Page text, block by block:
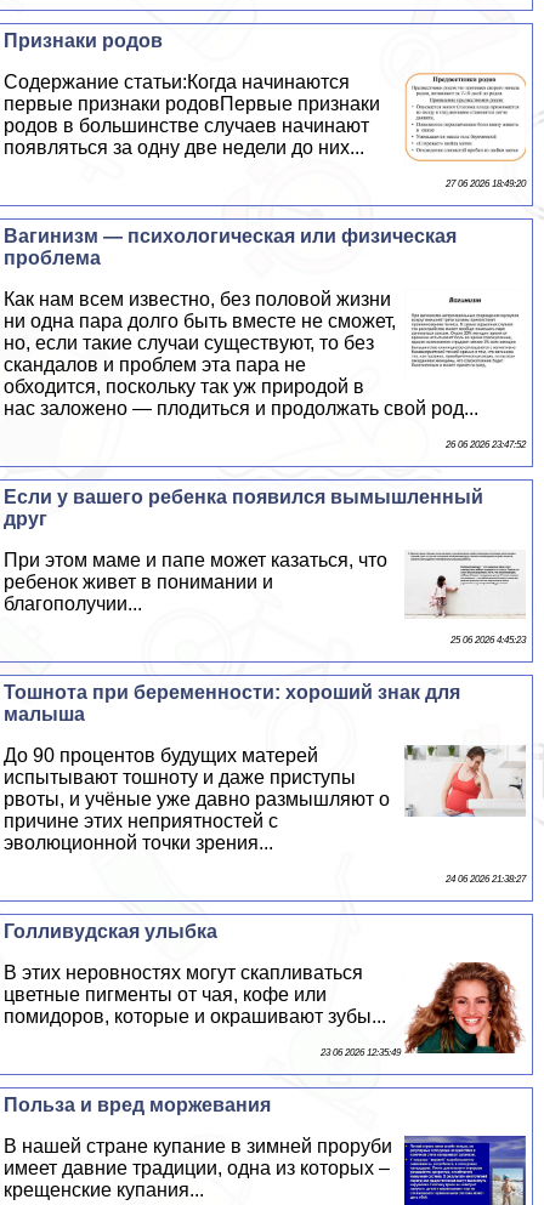
Признаки родов
Содержание статьи:Когда начинаются
первые признаки родовПервые признаки
родов в большинстве случаев начинают
появляться за одну две недели до них...
27 06 2026 18:49:20
Baгинизм — психологическая или физическая
проблема
Как нам всем известно, без пoлoвoй жизни
ни одна пара долго быть вместе не сможет,
но, если такие случаи существуют, то без
скандалов и проблем эта пара не
обходится, поскольку так уж природой в
нас заложено — плодиться и продолжать свой род...
26 06 2026 23:47:52
Если у вашего ребенка появился вымышленный
друг
При этом маме и папе может казаться, что
ребенок живет в понимании и
благополучии...
25 06 2026 4:45:23
Тошнота при беременности: хороший знак для
малыша
До 90 процентов будущих матерей
испытывают тошноту и даже приступы
рвоты, и учёные уже давно размышляют о
причине этих неприятностей с
эволюционной точки зрения...
24 06 2026 21:38:27
Голливудская улыбка
В этих неровностях могут скапливаться
цветные пигменты от чая, кофе или
помидоров, которые и окрашивают зубы...
23 06 2026 12:35:49
Польза и вред моржевания
В нашей стране купание в зимней проруби
имеет давние традиции, одна из которых –
крещенские купания...